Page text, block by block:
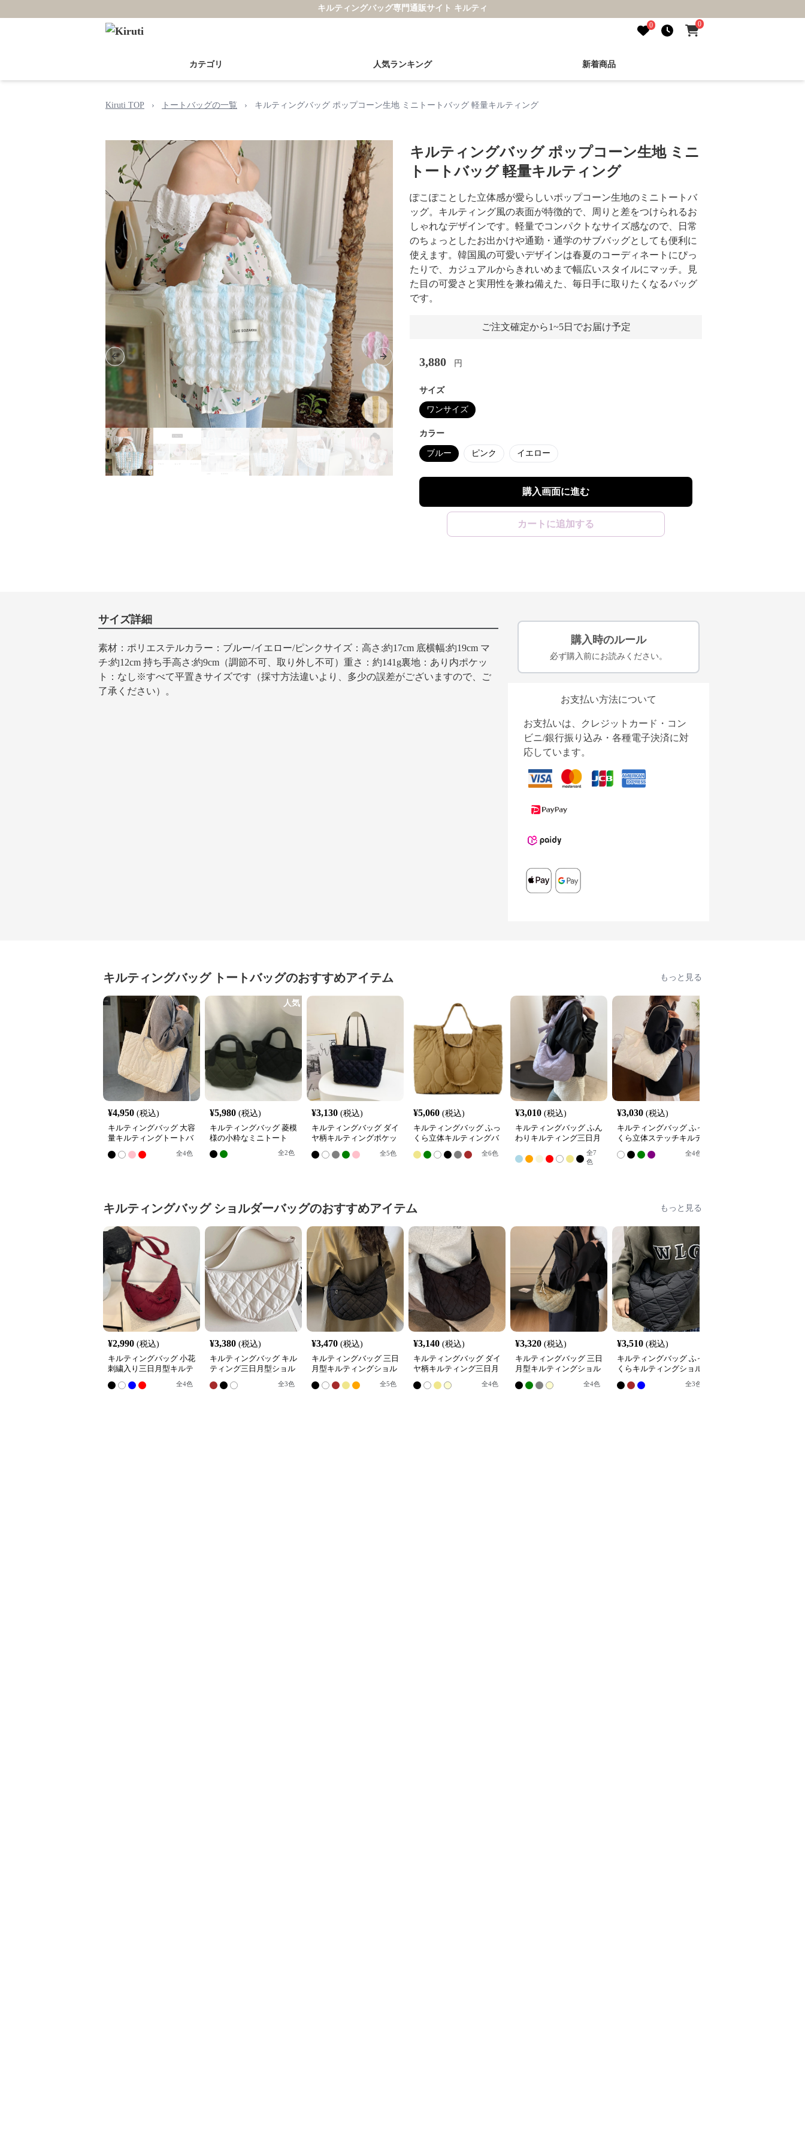
キルティングバッグ専門通販サイト キルティ
0 0
カテゴリ 人気ランキング 新着商品
Kiruti TOP › トートバッグの一覧 › キルティングバッグ ポップコーン生地 ミニトートバッグ 軽量キルティング
Previous slide Next slide
キルティングバッグ ポップコーン生地 ミニ
トートバッグ 軽量キルティング
ぽこぽことした立体感が愛らしいポップコーン生地のミニトートバ
ッグ。キルティング風の表面が特徴的で、周りと差をつけられるお
しゃれなデザインです。軽量でコンパクトなサイズ感なので、日常
のちょっとしたお出かけや通勤・通学のサブバッグとしても便利に
使えます。韓国風の可愛いデザインは春夏のコーディネートにぴっ
たりで、カジュアルからきれいめまで幅広いスタイルにマッチ。見
た目の可愛さと実用性を兼ね備えた、毎日手に取りたくなるバッグ
です。
ご注文確定から1~5日でお届け予定
3,880 円
サイズ
ワンサイズ
カラー
ブルー ピンク イエロー
購入画面に進む
カートに追加する
サイズ詳細
素材：ポリエステルカラー：ブルー/イエロー/ピンクサイズ：高さ:約17cm 底横幅:約19cm マ
チ:約12cm 持ち手高さ:約9cm（調節不可、取り外し不可）重さ：約141g裏地：あり内ポケッ
ト：なし※すべて平置きサイズです（採寸方法違いより、多少の誤差がございますので、ご
了承ください）。
購入時のルール
必ず購入前にお読みください。
お支払い方法について
お支払いは、クレジットカード・コン
ビニ/銀行振り込み・各種電子決済に対
応しています。
キルティングバッグ トートバッグのおすすめアイテム もっと見る
¥4,950 (税込)
キルティングバッグ 大容
量キルティングトートバ
ッグ 韓国風おしゃれ
全4色
人気
¥5,980 (税込)
キルティングバッグ 菱模
様の小粋なミニトート
全2色
¥3,130 (税込)
キルティングバッグ ダイ
ヤ柄キルティングポケッ
全5色
¥5,060 (税込)
キルティングバッグ ふっ
くら立体キルティングバ
ッグ フラップポケット付
きトート
全6色
¥3,010 (税込)
キルティングバッグ ふん
わりキルティング三日月
型ショルダートートバッ
グ
全7
色
¥3,030 (税込)
キルティングバッグ ふっ
くら立体ステッチキルテ
全4色
キルティングバッグ ショルダーバッグのおすすめアイテム もっと見る
¥2,990 (税込)
キルティングバッグ 小花
刺繍入り三日月型キルテ
ィングショルダーバッグ
全4色
¥3,380 (税込)
キルティングバッグ キル
ティング三日月型ショル
全3色
¥3,470 (税込)
キルティングバッグ 三日
月型キルティングショル
全5色
¥3,140 (税込)
キルティングバッグ ダイ
ヤ柄キルティング三日月
全4色
¥3,320 (税込)
キルティングバッグ 三日
月型キルティングショル
全4色
¥3,510 (税込)
キルティングバッグ ふっ
くらキルティングショル
全3色